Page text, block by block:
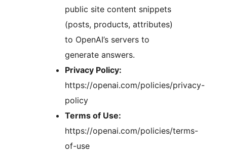
public site content snippets
(posts, products, attributes)
to OpenAI’s servers to
generate answers.
Privacy Policy:
https://openai.com/policies/privacy-
policy
Terms of Use:
https://openai.com/policies/terms-
of-use